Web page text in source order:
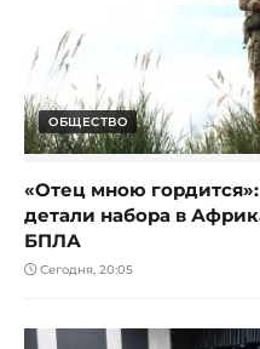
ОБЩЕСТВО
«Отец мною
детали набора в
БПЛА
Сегодня, 20:05